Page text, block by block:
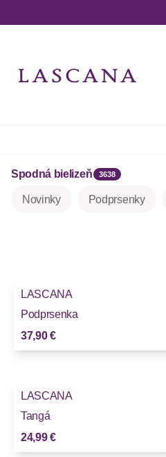
Spodná bielizeň 3638
Novinky Podprsenky
LASCANA
Podprsenka
37,90 €
LASCANA
Tangá
24,99 €